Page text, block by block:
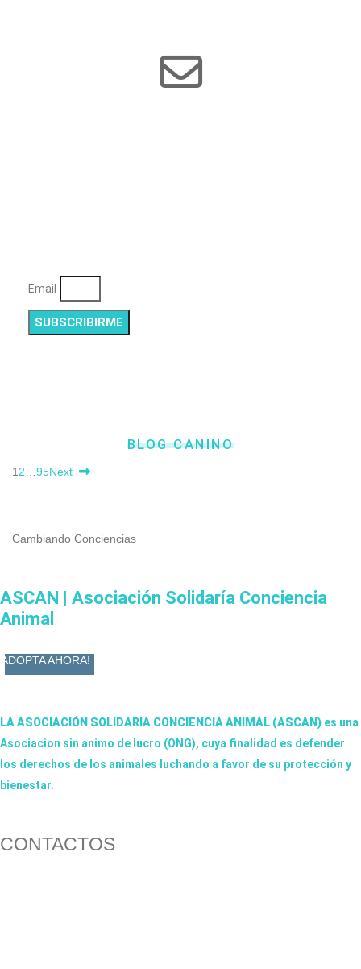
Email
SUBSCRIBIRME
BLOG CANINO
1 2 95Next
Cambiando Conciencias
ASCAN | Asociación Solidaría Conciencia
Animal
ADOPTA AHORA!
LA ASOCIACIÓN SOLIDARIA CONCIENCIA ANIMAL (ASCAN) es una
Asociacion sin animo de lucro (ONG), cuya finalidad es defender
los derechos de los animales luchando a favor de su protección y
bienestar.
CONTACTOS